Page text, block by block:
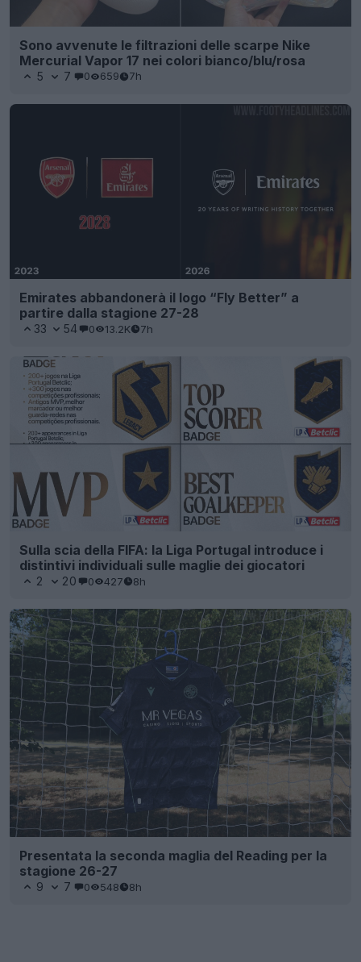
Sono avvenute le filtrazioni delle scarpe Nike
Mercurial Vapor 17 nei colori bianco/blu/rosa
5 7 0 659 7h
Emirates abbandonerà il logo “Fly Better” a
partire dalla stagione 27-28
33 54 0 13.2K 7h
Sulla scia della FIFA: la Liga Portugal introduce i
distintivi individuali sulle maglie dei giocatori
2 20 0 427 8h
Presentata la seconda maglia del Reading per la
stagione 26-27
9 7 0 548 8h